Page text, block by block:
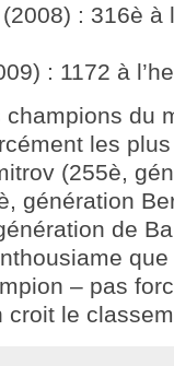
: 316è à
: 1172 à
champions du
les
(255è,
génération
de
– pas
croit le